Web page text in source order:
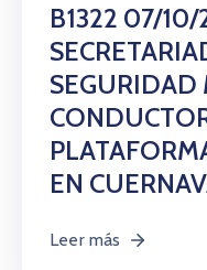
B1322 07/10/
SEGURIDAD
EN
Leer más